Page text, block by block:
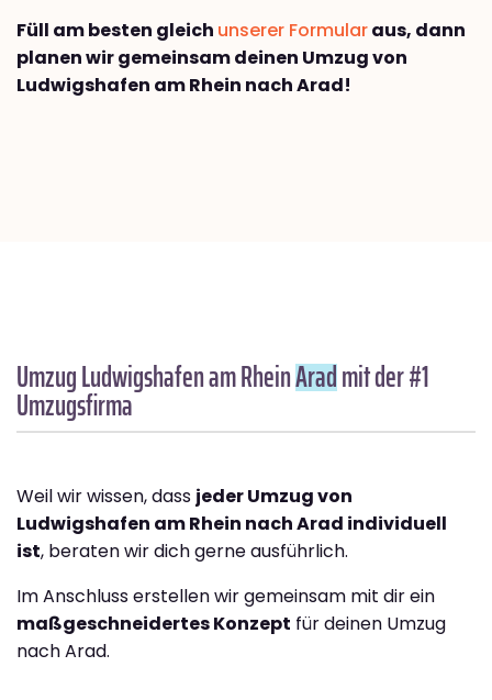
Füll am besten gleich unserer Formularaus, dann
planen wir gemeinsam deinen Umzug von
Ludwigshafen am Rhein nach Arad!
Umzug Ludwigshafen am RheinAradmit der #1
Umzugsfirma
Weil wir wissen, dass jeder Umzug von
Ludwigshafen am Rhein nach Arad individuell
ist, beraten wir dich gerne ausführlich.
Im Anschluss erstellen wir gemeinsam mit dir ein
maßgeschneidertes Konzept für deinen Umzug
nach Arad.